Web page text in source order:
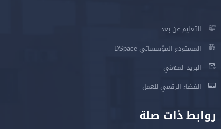
التعليم عن بعد
المستودع المؤسساتي DSpace
البريد المهني
الفضاء الرقمي للعمل
روابط ذات صلة